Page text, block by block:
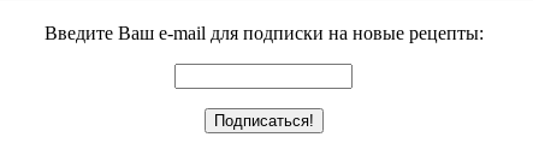
Введите Ваш e-mail для подписки на новые рецепты: